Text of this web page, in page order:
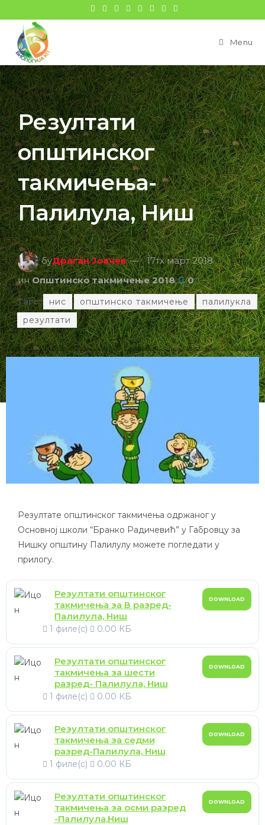
Menu
Резултати
општинског
такмичења-
Палилула, Ниш
бyДраган Јовчев
17тх март 2018
ин Општинско такмичење 2018 0
Тагс: нис општинско такмичење
палилукла
резултати
Резултате општинског такмичења одржаног у
Основној школи “Бранко Радичевић” у Габровцу за
Нишку општину Палилулу можете погледати у
прилогу.
Резултати општинског
такмичења за В разред-
Палилула, Ниш
1 филе(с) 0.00 КБ
DOWNLOAD
Резултати општинског
такмичења за шести
разред- Палилула, Ниш
1 филе(с) 0.00 КБ
DOWNLOAD
Резултати општинског
такмичења за седми
разред-Палилула, Ниш
1 филе(с) 0.00 КБ
DOWNLOAD
Резултати општинског
такмичења за осми разред
-Палилула,Ниш
DOWNLOAD